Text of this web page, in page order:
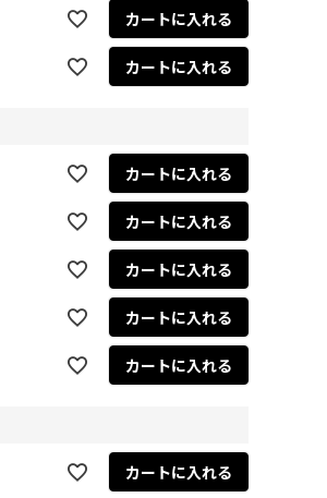
カートに入れる
カートに入れる
カートに入れる
カートに入れる
カートに入れる
カートに入れる
カートに入れる
カートに入れる